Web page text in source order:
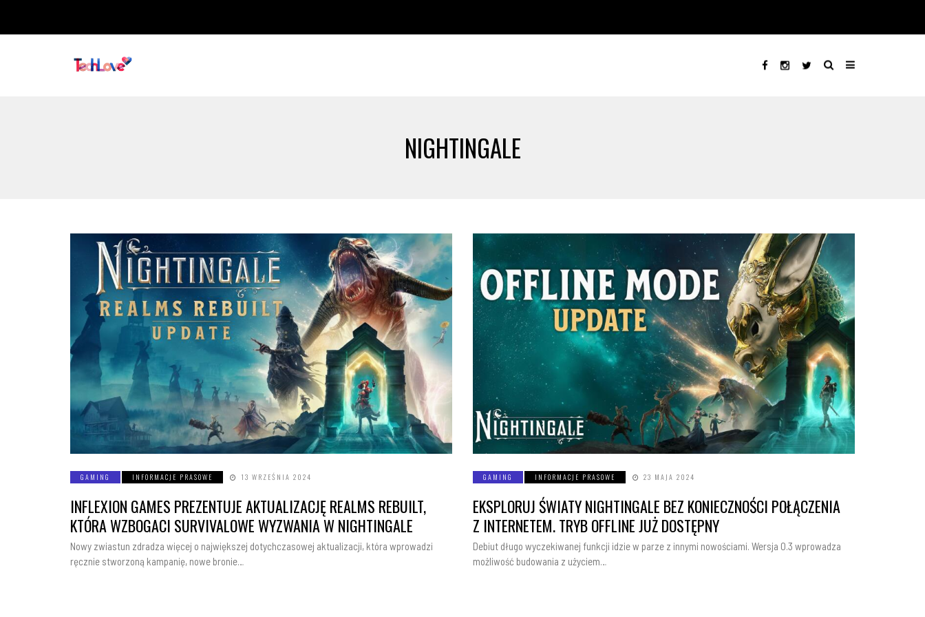
NIGHTINGALE
GAMING INFORMACJE PRASOWE 13 WRZEŚNIA 2024
INFLEXION GAMES PREZENTUJE AKTUALIZACJĘ REALMS REBUILT,
KTÓRA WZBOGACI SURVIVALOWE WYZWANIA W NIGHTINGALE
Nowy zwiastun zdradza więcej o największej dotychczasowej aktualizacji, która wprowadzi
ręcznie stworzoną kampanię, nowe bronie…
GAMING INFORMACJE PRASOWE 23 MAJA 2024
EKSPLORUJ ŚWIATY NIGHTINGALE BEZ KONIECZNOŚCI POŁĄCZENIA
Z INTERNETEM. TRYB OFFLINE JUŻ DOSTĘPNY
Debiut długo wyczekiwanej funkcji idzie w parze z innymi nowościami. Wersja 0.3 wprowadza
możliwość budowania z użyciem…